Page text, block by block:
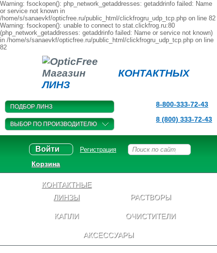
Warning: fsockopen(): php_network_getaddresses: getaddrinfo failed: Name
or service not known in
/home/s/sanaevkf/opticfree.ru/public_html/clickfrogru_udp_tcp.php on line 82
Warning: fsockopen(): unable to connect to stat.clickfrog.ru:80
(php_network_getaddresses: getaddrinfo failed: Name or service not known)
in /home/s/sanaevkf/opticfree.ru/public_html/clickfrogru_udp_tcp.php on line
82
Магазин КОНТАКТНЫХ
ЛИНЗ
ПОДБОР ЛИНЗ
ВЫБОР ПО ПРОИЗВОДИТЕЛЮ
8-800-333-72-43
8 (800) 333-72-43
Войти Регистрация
Корзина
КОНТАКТНЫЕ
ЛИНЗЫ
РАСТВОРЫ
КАПЛИ ОЧИСТИТЕЛИ
АКСЕССУАРЫ